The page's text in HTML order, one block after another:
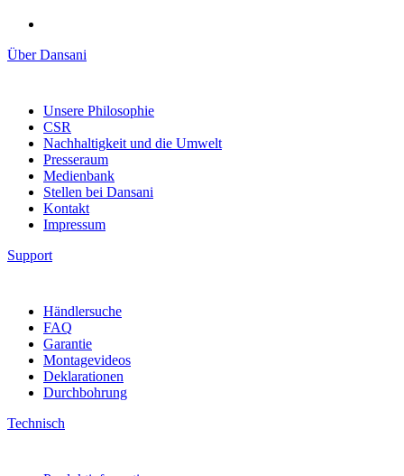
Über Dansani
Unsere Philosophie
CSR
Nachhaltigkeit und die Umwelt
Presseraum
Medienbank
Stellen bei Dansani
Kontakt
Impressum
Support
Händlersuche
FAQ
Garantie
Montagevideos
Deklarationen
Durchbohrung
Technisch